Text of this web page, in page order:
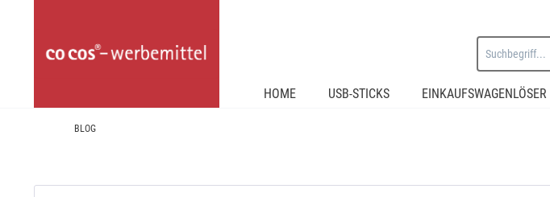
HOME USB-STICKS EINKAUFSWAGENLÖSER
BLOG